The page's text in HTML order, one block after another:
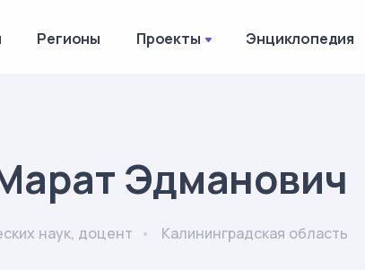
Регионы Проекты Энциклопедия
Эдманович
наук, доцент Калининградская область